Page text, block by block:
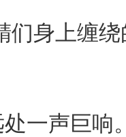
身上缠绕
一声巨响